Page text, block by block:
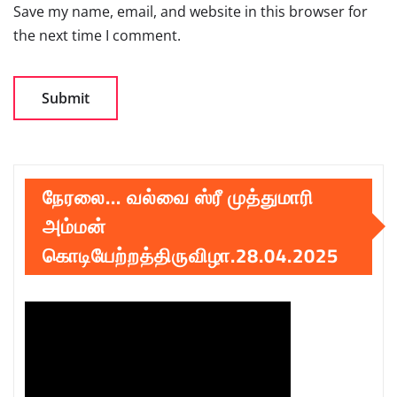
Save my name, email, and website in this browser for
the next time I comment.
நேரலை… வல்வை ஸ்ரீ முத்துமாரி
அம்மன்
கொடியேற்றத்திருவிழா.28.04.2025